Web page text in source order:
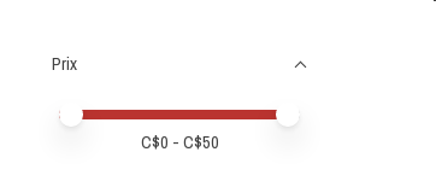
Prix
Prix minimum
Price maximum value
C$0 - C$50